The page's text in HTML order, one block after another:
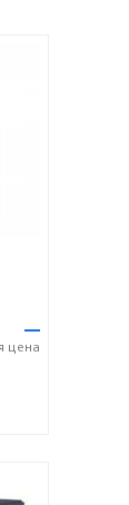
—
цена
33-84